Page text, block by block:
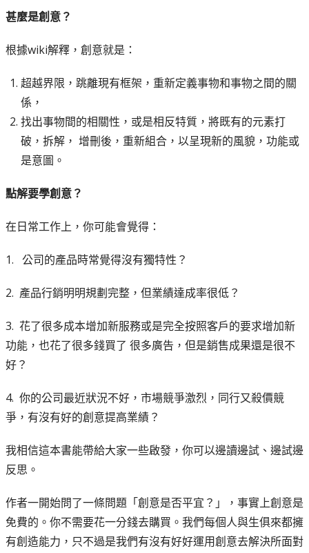
甚麼是創意？
根據wiki解釋，創意就是：
超越界限，跳離現有框架，重新定義事物和事物之間的關
係，
找出事物間的相關性，或是相反特質，將既有的元素打
破，拆解， 增刪後，重新組合，以呈現新的風貌，功能或
是意圖。
點解要學創意？
在日常工作上，你可能會覺得：
1. 公司的產品時常覺得沒有獨特性？
2. 產品行銷明明規劃完整，但業績達成率很低？
3. 花了很多成本增加新服務或是完全按照客戶的要求增加新
功能，也花了很多錢買了 很多廣告，但是銷售成果還是很不
好？
4. 你的公司最近狀況不好，市場競爭激烈，同行又殺價競
爭，有沒有好的創意提高業績？
我相信這本書能帶給大家一些啟發，你可以邊讀邊試、邊試邊
反思。
作者一開始問了一條問題「創意是否平宜？」，事實上創意是
免費的。你不需要花一分錢去購買。我們每個人與生俱來都擁
有創造能力，只不過是我們有沒有好好運用創意去解決所面對